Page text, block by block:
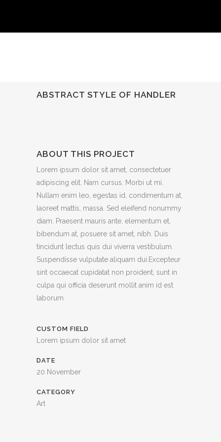
ABSTRACT STYLE OF HANDLER
ABOUT THIS PROJECT
Lorem ipsum dolor sit amet, consectetuer
adipiscing elit. Nam cursus. Morbi ut mi.
Nullam enim leo, egestas id, condimentum at,
laoreet mattis, massa. Sed eleifend nonummy
diam. Praesent mauris ante, elementum et,
bibendum at, posuere sit amet, nibh. Duis
tincidunt lectus quis dui viverra vestibulum.
Suspendisse vulputate aliquam dui.Excepteur
sint occaecat cupidatat non proident, sunt in
culpa qui officia deserunt mollit anim id est
laborum
CUSTOM FIELD
Lorem ipsum dolor sit amet
DATE
20 November
CATEGORY
Art